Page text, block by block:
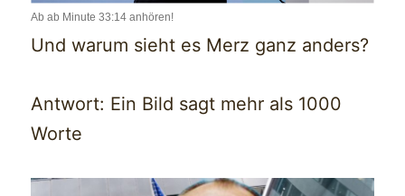
Ab ab Minute 33:14 anhören!
Und warum sieht es Merz ganz anders?
Antwort: Ein Bild sagt mehr als 1000
Worte